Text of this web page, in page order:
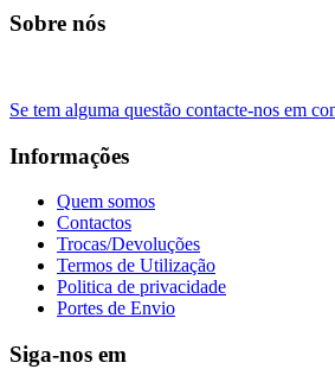
Sobre nós
Se tem alguma questão contacte-nos em
Informações
Quem somos
Contactos
Trocas/Devoluções
Termos de Utilização
Politica de privacidade
Portes de Envio
Siga-nos em